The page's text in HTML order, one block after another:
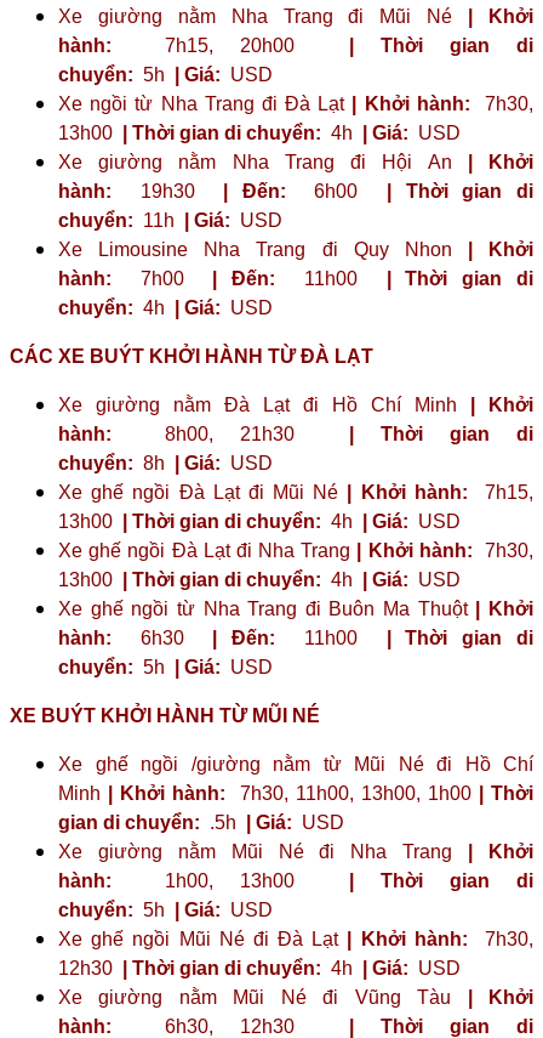
Xe giường nằm Nha Trang đi Mũi Né
| Khởi
hành: 7h15, 20h00
| Thời gian di
chuyển: 5h | Giá: USD
Xe ngồi từ Nha Trang đi Đà Lạt
| Khởi hành: 7h30,
13h00
| Thời gian di chuyển: 4h | Giá: USD
Xe giường nằm Nha Trang đi Hội An
| Khởi
hành: 19h30 | Đến: 6h00
| Thời gian di
chuyển: 11h | Giá: USD
Xe Limousine Nha Trang đi Quy Nhon
| Khởi
hành: 7h00 | Đến: 11h00
| Thời gian di
chuyển: 4h | Giá: USD
CÁC XE BUÝT KHỞI HÀNH TỪ ĐÀ LẠT
Xe giường nằm Đà Lạt đi Hồ Chí Minh
| Khởi
hành: 8h00, 21h30
| Thời gian di
chuyển: 8h | Giá: USD
Xe ghế ngồi Đà Lạt đi Mũi Né
| Khởi hành: 7h15,
13h00
| Thời gian di chuyển: 4h | Giá: USD
Xe ghế ngồi Đà Lạt đi Nha Trang
| Khởi hành: 7h30,
13h00
| Thời gian di chuyển: 4h | Giá: USD
Xe ghế ngồi từ Nha Trang đi Buôn Ma Thuột
| Khởi
hành: 6h30 | Đến: 11h00
| Thời gian di
chuyển: 5h | Giá: USD
XE BUÝT KHỞI HÀNH TỪ MŨI NÉ
Xe ghế ngồi /giường nằm từ Mũi Né đi Hồ Chí
Minh
| Khởi hành: 7h30, 11h00, 13h00, 1h00
| Thời
gian di chuyển: .5h | Giá: USD
Xe giường nằm Mũi Né đi Nha Trang
| Khởi
hành: 1h00, 13h00
| Thời gian di
chuyển: 5h | Giá: USD
Xe ghế ngồi Mũi Né đi Đà Lạt
| Khởi hành: 7h30,
12h30
| Thời gian di chuyển: 4h | Giá: USD
Xe giường nằm Mũi Né đi Vũng Tàu
| Khởi
hành: 6h30, 12h30
| Thời gian di